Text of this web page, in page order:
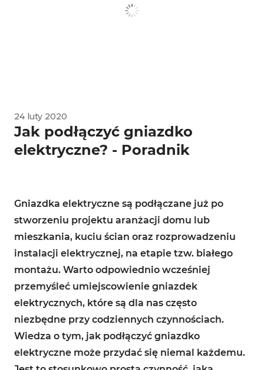
24 luty 2020
Jak podłączyć gniazdko
elektryczne? - Poradnik
Gniazdka elektryczne są podłączane już po
stworzeniu projektu aranżacji domu lub
mieszkania, kuciu ścian oraz rozprowadzeniu
instalacji elektrycznej, na etapie tzw. białego
montażu. Warto odpowiednio wcześniej
przemyśleć umiejscowienie gniazdek
elektrycznych, które są dla nas często
niezbędne przy codziennych czynnościach.
Wiedza o tym, jak podłączyć gniazdko
elektryczne może przydać się niemal każdemu.